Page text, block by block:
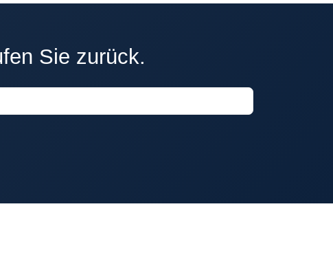
Sie zurück.